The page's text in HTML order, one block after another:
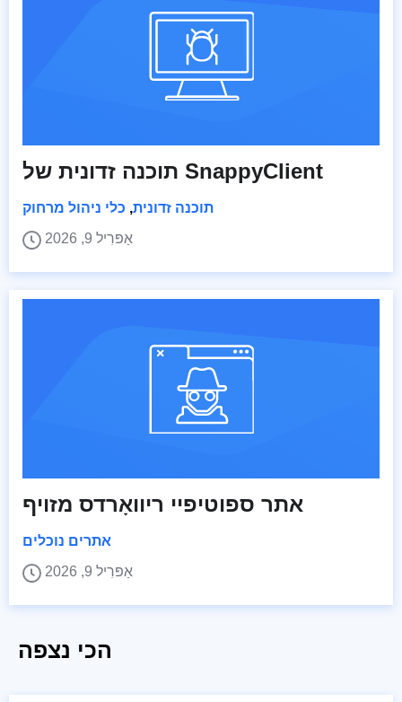
תוכנה זדונית של SnappyClient
תוכנה זדונית, כלי ניהול מרחוק
אַפּרִיל 9, 2026
אתר ספוטיפיי ריוואָרדס מזויף
אתרים נוכלים
אַפּרִיל 9, 2026
הכי נצפה